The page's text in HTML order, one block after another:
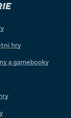
hry
a gamebooky